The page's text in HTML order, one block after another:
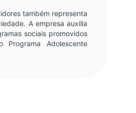
também representa
A empresa auxilia
sociais promovidos
Adolescente